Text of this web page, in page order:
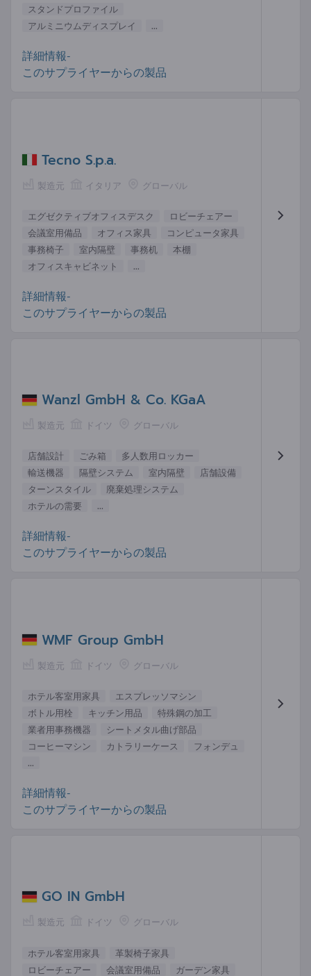
スタンドプロファイル
アルミニウムディスプレイ
...
詳細情報-
このサプライヤーからの製品
Tecno S.p.a.
製造元 イタリア グローバル
エグゼクティブオフィスデスク
ロビーチェアー
会議室用備品
オフィス家具
コンピュータ家具
事務椅子
室内隔壁 事務机
本棚
オフィスキャビネット
...
詳細情報-
このサプライヤーからの製品
Wanzl GmbH & Co. KGaA
製造元 ドイツ グローバル
店舗設計 ごみ箱
多人数用ロッカー
輸送機器
隔壁システム 室内隔壁
店舗設備
ターンスタイル
廃棄処理システム
ホテルの需要
...
詳細情報-
このサプライヤーからの製品
WMF Group GmbH
製造元 ドイツ グローバル
ホテル客室用家具
エスプレッソマシン
ボトル用栓
キッチン用品
特殊鋼の加工
業者用事務機器
シートメタル曲げ部品
コーヒーマシン
カトラリーケース
フォンデュ
...
詳細情報-
このサプライヤーからの製品
GO IN GmbH
製造元 ドイツ グローバル
ホテル客室用家具
革製椅子家具
ロビーチェアー
会議室用備品
ガーデン家具